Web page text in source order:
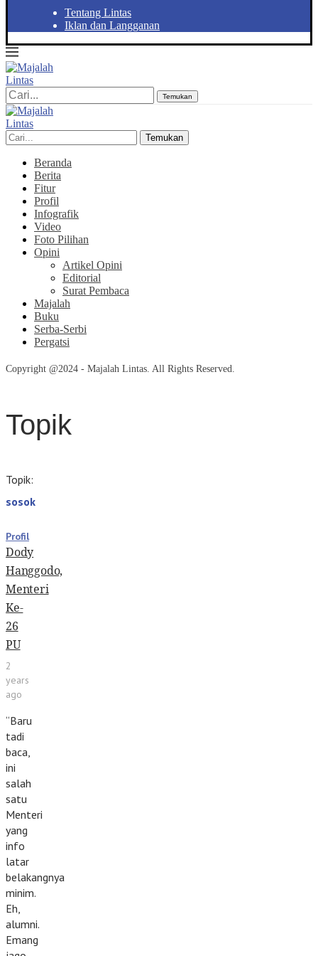
Tentang Lintas
Iklan dan Langganan
Temukan
Temukan
Beranda
Berita
Fitur
Profil
Infografik
Video
Foto Pilihan
Opini
Artikel Opini
Editorial
Surat Pembaca
Majalah
Buku
Serba-Serbi
Pergatsi
Copyright @2024 - Majalah Lintas. All Rights Reserved.
Topik
Topik:
sosok
Profil
Dody
Hanggodo,
Menteri
Ke-
26
PU
2
years
ago
“Baru
tadi
baca,
ini
salah
satu
Menteri
yang
info
latar
belakangnya
minim.
Eh,
alumni.
Emang